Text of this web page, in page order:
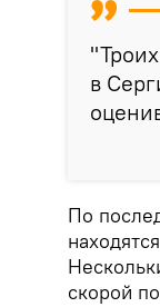
в
По
скорой